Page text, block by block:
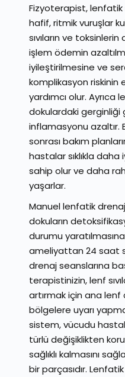
Fizyoterapist,
hafif, ritmik vuruşlar
sıvıların ve toksinlerin
işlem ödemin
iyileştirilmesine ve
komplikasyon riskinin
yardımcı olur.
dokulardaki gerginliği
inflamasyonu
sonrası bakım
hastalar sıklıkla
sahip olur ve daha
yaşarlar.
Manuel lenfatik
dokuların
durumu
ameliyattan 24 saat
drenaj seanslarına
terapistinizin, lenf
artırmak için ana lenf
bölgelere uyarı
sistem, vücudu
türlü değişiklikten
sağlıklı kalmasını
bir parçasıdır.